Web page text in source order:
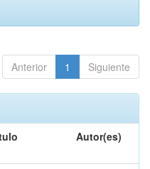
Anterior 1 Siguiente
Autor(es)